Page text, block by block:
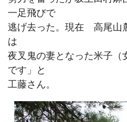
一足飛びで
逃げ去った。現在 高尾山
は
夜叉鬼の妻となった米子（
です」と
工藤さん。